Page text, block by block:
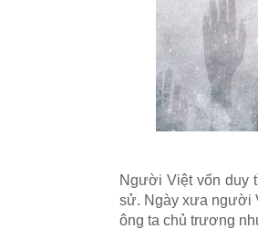
Người Việt vốn duy
sử. Ngày xưa người
ông ta chủ trương